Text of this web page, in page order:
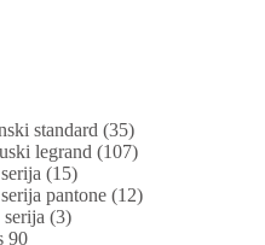
standard (35)
legrand (107)
(15)
pantone (12)
(3)
90